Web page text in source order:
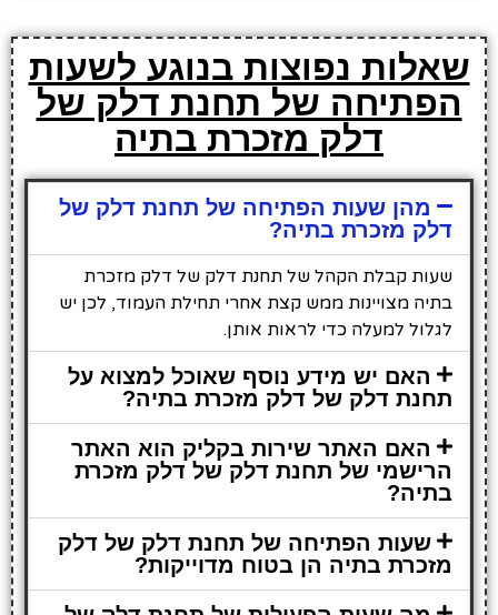
שאלות נפוצות בנוגע לשעות
הפתיחה של תחנת דלק של
דלק מזכרת בתיה
מהן שעות הפתיחה של תחנת דלק של
דלק מזכרת בתיה?
שעות קבלת הקהל של תחנת דלק של דלק מזכרת
בתיה מצויינות ממש קצת אחרי תחילת העמוד, לכן יש
לגלול למעלה כדי לראות אותן.
האם יש מידע נוסף שאוכל למצוא על
תחנת דלק של דלק מזכרת בתיה?
האם האתר שירות בקליק הוא האתר
הרישמי של תחנת דלק של דלק מזכרת
בתיה?
שעות הפתיחה של תחנת דלק של דלק
מזכרת בתיה הן בטוח מדוייקות?